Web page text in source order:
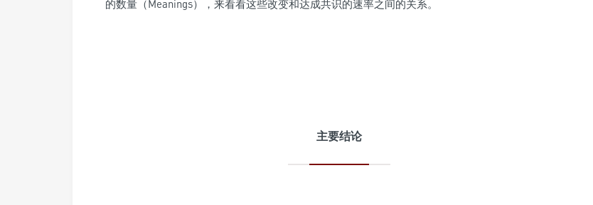
的数量（Meanings），来看看这些改变和达成共识的速率之间的关系。
主要结论